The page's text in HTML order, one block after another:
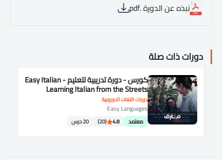
نبذه عن الدورة .pdf
دورات ذات صلة
دورات اللغات الاوروبية
كورس - دورة تدريبية لتعليم Easy Italian -
Learning Italian from the Streets
Easy Languages
معتمد 4.8
(20) 20 درس